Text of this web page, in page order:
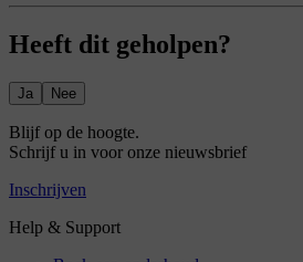
Heeft dit geholpen?
Ja Nee